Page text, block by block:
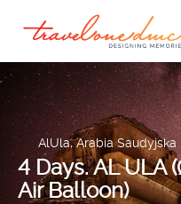
AlUla, Arabia Saudyjska
4 Days. AL
Air Balloon)